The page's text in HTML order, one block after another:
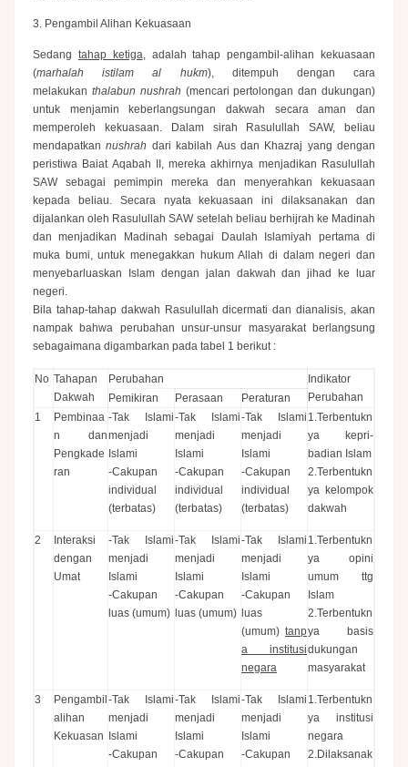
3. Pengambil Alihan Kekuasaan
Sedang tahap ketiga, adalah tahap pengambil-alihan kekuasaan
(marhalah istilam al hukm), ditempuh dengan cara
melakukan thalabun nushrah (mencari pertolongan dan dukungan)
untuk menjamin keberlangsungan dakwah secara aman dan
memperoleh kekuasaan. Dalam sirah Rasulullah SAW, beliau
mendapatkannushrah dari kabilah Aus dan Khazraj yang dengan
peristiwa Baiat Aqabah II, mereka akhirnya menjadikan Rasulullah
SAW sebagai pemimpin mereka dan menyerahkan kekuasaan
kepada beliau. Secara nyata kekuasaan ini dilaksanakan dan
dijalankan oleh Rasulullah SAW setelah beliau berhijrah ke Madinah
dan menjadikan Madinah sebagai Daulah Islamiyah pertama di
muka bumi, untuk menegakkan hukum Allah di dalam negeri dan
menyebarluaskan Islam dengan jalan dakwah dan jihad ke luar
negeri.
Bila tahap-tahap dakwah Rasulullah dicermati dan dianalisis, akan
nampak bahwa perubahan unsur-unsur masyarakat berlangsung
sebagaimana digambarkan pada tabel 1 berikut :
No Tahapan
Dakwah
Perubahan
Indikator
Perubahan
Pemikiran Perasaan
Peraturan
1
Pembinaa
n dan
Pengkade
ran
-Tak Islami
menjadi
Islami
-Cakupan
individual
(terbatas)
-Tak Islami
menjadi
Islami
-Cakupan
individual
(terbatas)
-Tak Islami
menjadi
Islami
-Cakupan
individual
(terbatas)
1.Terbentukn
ya kepri-
badian Islam
2.Terbentukn
ya kelompok
dakwah
2
Interaksi
dengan
Umat
-Tak Islami
menjadi
Islami
-Cakupan
luas (umum)
-Tak Islami
menjadi
Islami
-Cakupan
luas (umum)
-Tak Islami
menjadi
Islami
-Cakupan
luas
(umum) tanp
a institusi
negara
1.Terbentukn
ya opini
umum ttg
Islam
2.Terbentukn
ya basis
dukungan
masyarakat
3
Pengambil
alihan
Kekuasan
-Tak Islami
menjadi
Islami
-Cakupan
-Tak Islami
menjadi
Islami
-Cakupan
-Tak Islami
menjadi
Islami
-Cakupan
1.Terbentukn
ya institusi
negara
2.Dilaksanak